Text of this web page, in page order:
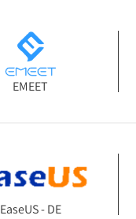
EMEET
EaseUS - DE